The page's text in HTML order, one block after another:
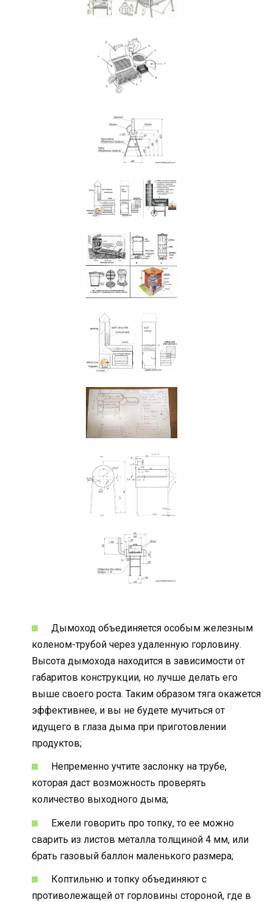
Дымоход объединяется особым железным
коленом-трубой через удаленную горловину.
Высота дымохода находится в зависимости от
габаритов конструкции, но лучше делать его
выше своего роста. Таким образом тяга окажется
эффективнее, и вы не будете мучиться от
идущего в глаза дыма при приготовлении
продуктов;
Непременно учтите заслонку на трубе,
которая даст возможность проверять
количество выходного дыма;
Ежели говорить про топку, то ее можно
сварить из листов металла толщиной 4 мм, или
брать газовый баллон маленького размера;
Коптильню и топку объединяют с
противолежащей от горловины стороной, где в